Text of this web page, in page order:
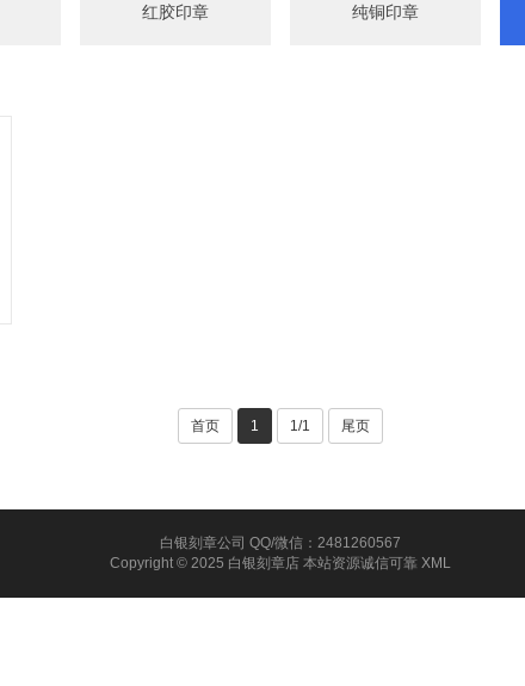
红胶印章 纯铜印章
首页 1 1/1 尾页
白银刻章公司 QQ/微信：2481260567
Copyright © 2025 白银刻章店 本站资源诚信可靠 XML